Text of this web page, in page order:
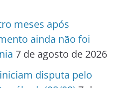
meses após
ainda não foi
7 de agosto de 2026
iniciam disputa pelo